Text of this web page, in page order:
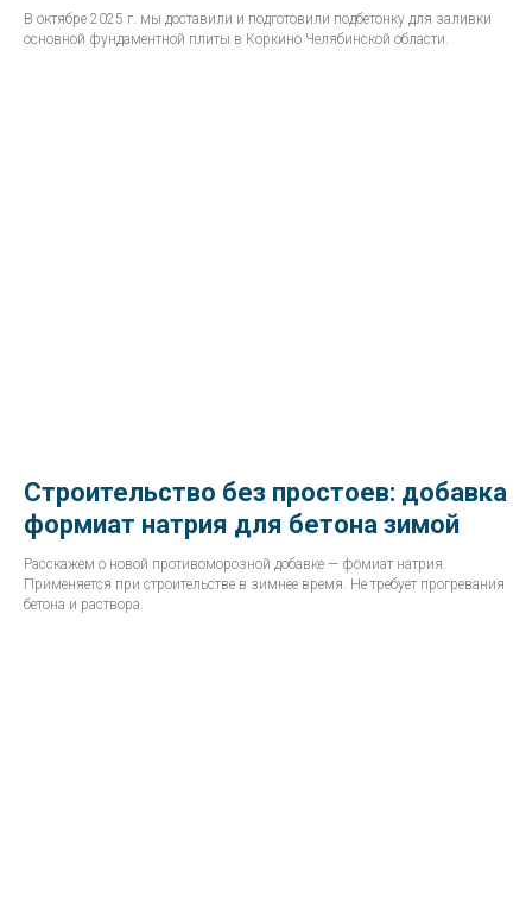
В октябре 2025 г. мы доставили и подготовили подбетонку для заливки
основной фундаментной плиты в Коркино Челябинской области.
Строительство без простоев: добавка
формиат натрия для бетона зимой
Расскажем о новой противоморозной добавке — фомиат натрия.
Применяется при строительстве в зимнее время. Не требует прогревания
бетона и раствора.